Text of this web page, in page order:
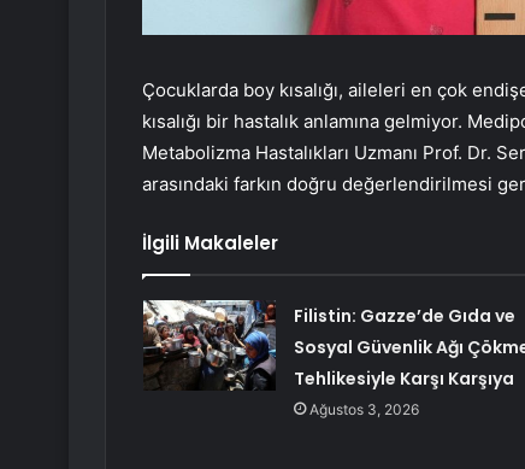
Çocuklarda boy kısalığı, aileleri en çok
kısalığı bir hastalık anlamına gelmiyor.
Metabolizma Hastalıkları Uzmanı Prof. Dr.
arasındaki farkın doğru değerlendirilmesi
İlgili Makaleler
Filistin: Gazze’de Gıda ve
Sosyal Güvenlik Ağı
Tehlikesiyle Karşı Karşıya
Ağustos 3, 2026